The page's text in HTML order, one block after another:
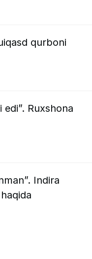
qurboni
Ruxshona
Indira